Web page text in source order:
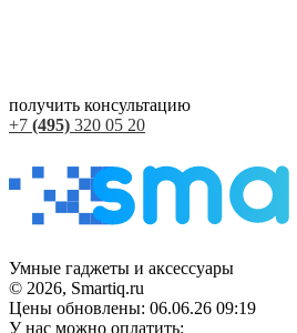
получить консультацию
+7 (495) 320 05 20
Умные гаджеты и аксессуары
© 2026, Smartiq.ru
Цены обновлены: 06.06.26 09:19
У нас можно оплатить: